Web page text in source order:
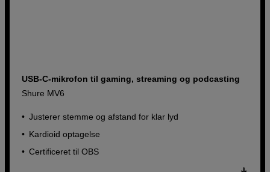
USB-C-mikrofon til gaming, streaming og podcasting
Shure MV6
Justerer stemme og afstand for klar lyd
Kardioid optagelse
Certificeret til OBS